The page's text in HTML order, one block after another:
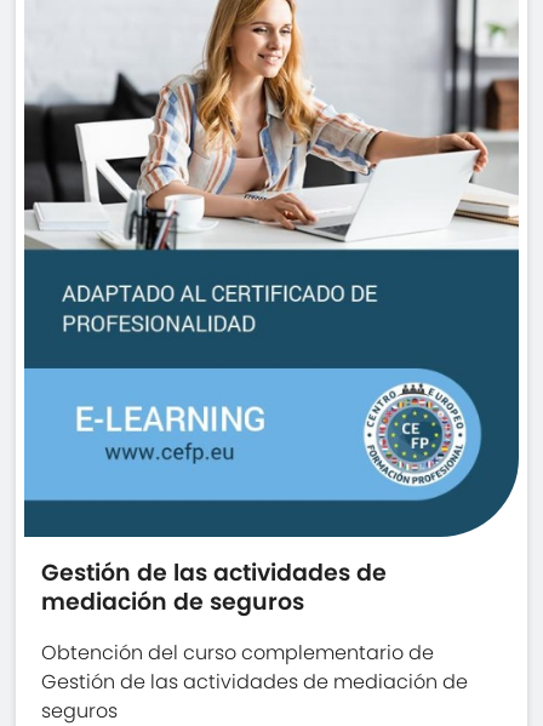
Gestión de las actividades de
mediación de seguros
Obtención del curso complementario de
Gestión de las actividades de mediación de
seguros